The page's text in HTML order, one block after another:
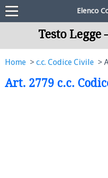
Elenco
Testo
Home c.c. Codice Civile
Art. 2779 c.c.